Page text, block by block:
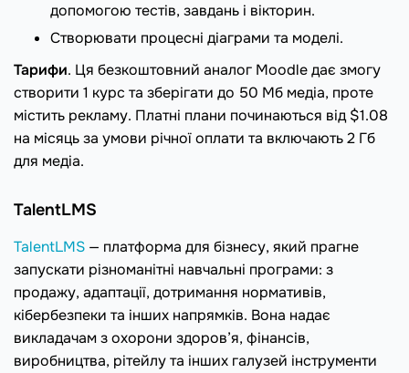
допомогою тестів, завдань і вікторин.
Створювати процесні діаграми та моделі.
Тарифи. Ця безкоштовний аналог Moodle дає змогу
створити 1 курс та зберігати до 50 Мб медіа, проте
містить рекламу. Платні плани починаються від $1.08
на місяць за умови річної оплати та включають 2 Гб
для медіа.
TalentLMS
TalentLMS — платформа для бізнесу, який прагне
запускати різноманітні навчальні програми: з
продажу, адаптації, дотримання нормативів,
кібербезпеки та інших напрямків. Вона надає
викладачам з охорони здоров’я, фінансів,
виробництва, рітейлу та інших галузей інструменти